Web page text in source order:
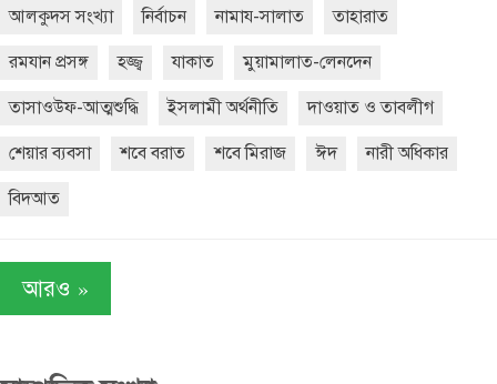
আলকুদস সংখ্যা নির্বাচন নামায-সালাত তাহারাত
রমযান প্রসঙ্গ হজ্জ্ব যাকাত মুয়ামালাত-লেনদেন
তাসাওউফ-আত্মশুদ্ধি ইসলামী অর্থনীতি দাওয়াত ও তাবলীগ
শেয়ার ব্যবসা শবে বরাত শবে মিরাজ ঈদ নারী অধিকার
বিদআত
আরও »